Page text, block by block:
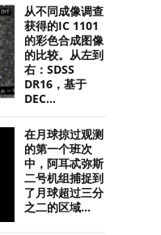
从不同成像调查
获得的IC 1101
的彩色合成图像
的比较。从左到
右：SDSS
DR16，基于
DEC...
在月球掠过观测
的第一个班次
中，阿耳忒弥斯
二号机组捕捉到
了月球超过三分
之二的区域...